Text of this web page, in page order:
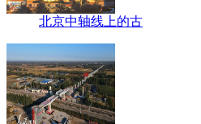
北京中轴线上的古